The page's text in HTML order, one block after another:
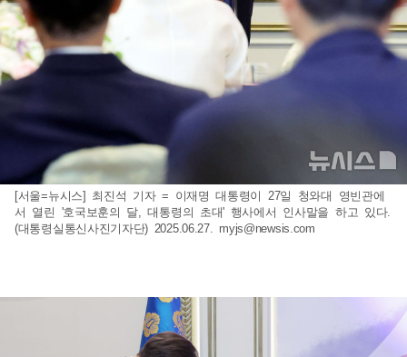
[서울=뉴시스] 최진석 기자 = 이재명 대통령이 27일 청와대 영빈관에
서 열린 '호국보훈의 달, 대통령의 초대' 행사에서 인사말을 하고 있다.
(대통령실통신사진기자단) 2025.06.27. myjs@newsis.com